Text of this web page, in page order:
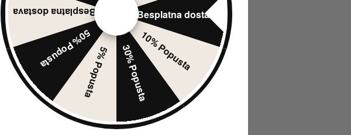
DODATNE INFORMACIJE RECENZIJE (0)
Besplatna dostava
10% Popusta
30% Popusta
5% Popusta
50% Popusta
Besplatna dostava